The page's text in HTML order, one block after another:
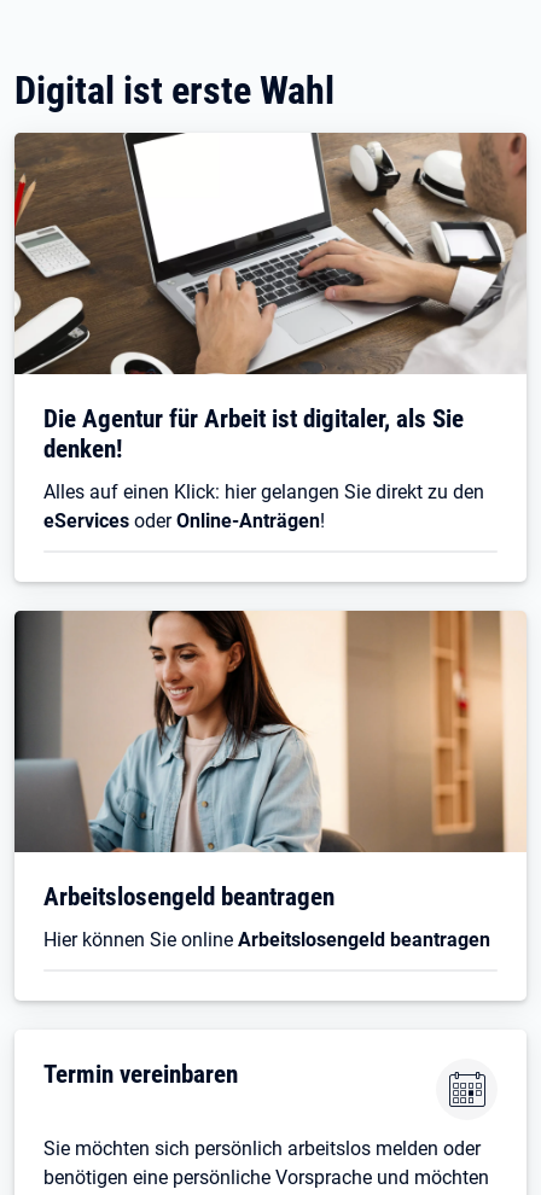
Digital ist erste Wahl
Die Agentur für Arbeit ist digitaler, als Sie
denken!
Alles auf einen Klick: hier gelangen Sie direkt zu den
eServices oderOnline-Anträgen!
Arbeitslosengeld beantragen
Hier können Sie online Arbeitslosengeld beantragen
Termin vereinbaren
Sie möchten sich persönlich arbeitslos melden oder
benötigen eine persönliche Vorsprache und möchten